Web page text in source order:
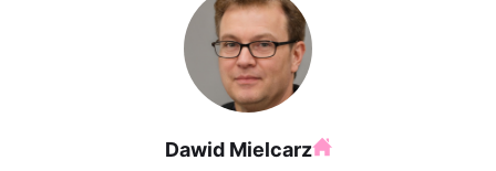
Dawid Mielcarz